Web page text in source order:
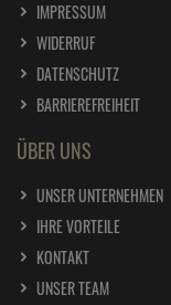
IMPRESSUM
WIDERRUF
DATENSCHUTZ
BARRIEREFREIHEIT
ÜBER UNS
UNSER UNTERNEHMEN
IHRE VORTEILE
KONTAKT
UNSER TEAM